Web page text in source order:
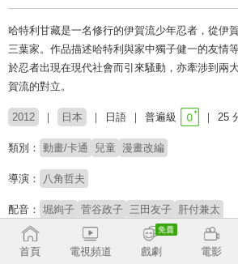
哈特利甘藏是一名修行的伊賀流少年忍者，從伊
三葉家。作品描述哈特利與家中獨子健一的友情
於忍者出現在現代社會而引來騷動，亦牽涉到兩
賀流的對立。
2012 日本 日語 普遍級 25
類別： 動畫/卡通 兒童 漫畫改編
導演： 八角哲夫
配音： 堀絢子 菅谷政子 三田友子 肝付兼太
原著：
藤子不二雄Ⓐ
首頁
電視頻道 戲劇 電影